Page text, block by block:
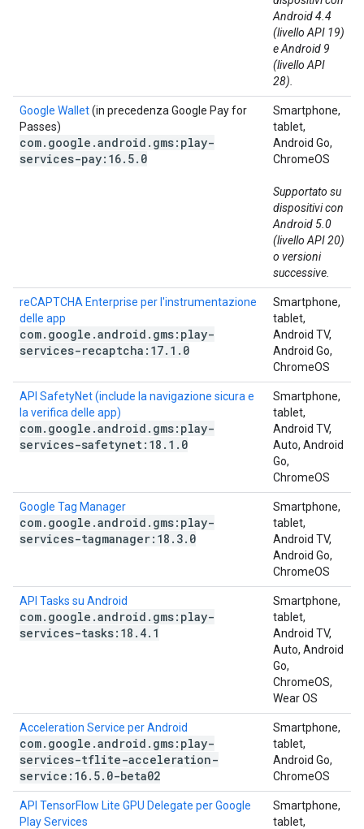
Android 4.4
(livello API 19)
e Android 9
(livello API
28).
Google Wallet(in precedenza Google Pay for
Passes)
com. google .android . gms:play-
services-pay:16. 5. 0
Smartphone,
tablet,
Android Go,
ChromeOS
Supportato su
dispositivi con
Android 5.0
(livello API 20)
o versioni
successive.
reCAPTCHA Enterprise per l'instrumentazione
delle app
com. google .android . gms:play-
services-recaptcha:17. 1 . 0
Smartphone,
tablet,
Android TV,
Android Go,
ChromeOS
API SafetyNet (include la navigazione sicura e
la verifica delle app)
com. google .android . gms:play-
services-safetynet:18 . 1 . 0
Smartphone,
tablet,
Android TV,
Auto, Android
Go,
ChromeOS
Google Tag Manager
com. google .android . gms:play-
services-tagmanager:18 . 3. 0
Smartphone,
tablet,
Android TV,
Android Go,
ChromeOS
API Tasks su Android
com. google .android . gms:play-
services-tasks:18 . 4. 1
Smartphone,
tablet,
Android TV,
Auto, Android
Go,
ChromeOS,
Wear OS
Acceleration Service per Android
com. google .android . gms:play-
services-tflite-acceleration-
service:16. 5. 0-beta02
Smartphone,
tablet,
Android Go,
ChromeOS
API TensorFlow Lite GPU Delegate per Google
Play Services
Smartphone,
tablet,